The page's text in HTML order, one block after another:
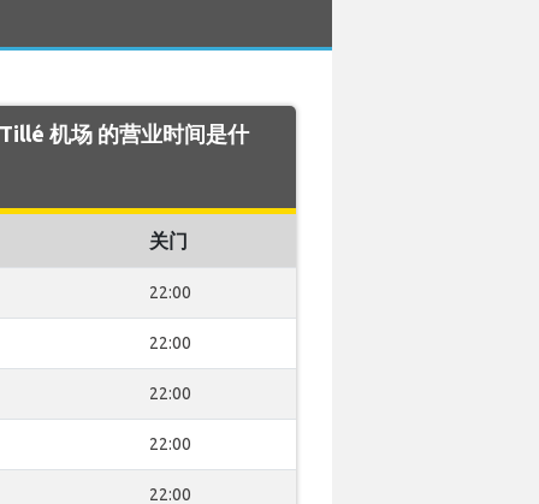
机场 的营业时间是什
关门
22:00
22:00
22:00
22:00
22:00